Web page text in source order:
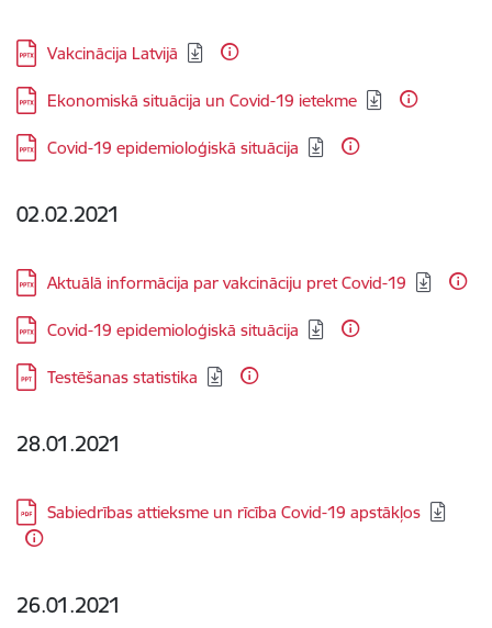
Lejupielādēt:
Vakcinācija Latvijā
Lejupielādēt:
Ekonomiskā situācija un Covid-19 ietekme
Lejupielādēt:
Covid-19 epidemioloģiskā situācija
02.02.2021
Lejupielādēt:
Aktuālā informācija par vakcināciju pret Covid-19
Lejupielādēt:
Covid-19 epidemioloģiskā situācija
Lejupielādēt:
Testēšanas statistika
28.01.2021
Lejupielādēt:
Sabiedrības attieksme un rīcība Covid-19 apstākļos
26.01.2021